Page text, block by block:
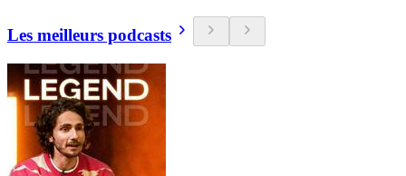
Les meilleurs podcasts